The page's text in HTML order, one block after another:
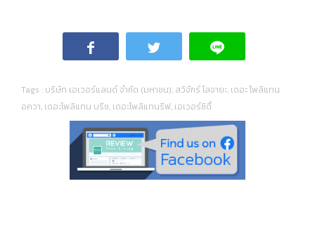
Tags : บริษัท เอเวอร์แลนด์ จำกัด (มหาชน), สวิจักร์ โลจายะ, เดอะ โพลิแทน
อควา, เดอะโพลิแทน บรีซ, เดอะโพลิแทนรีฟ, เอเวอร์ซิตี้